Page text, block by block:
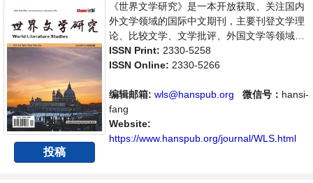
投稿
《世界文学研究》是一本开放获取、关注国内
外文学领域的国际中文期刊，主要刊登文学理
论、比较文学、文学批评、外国文学等领域研
究的新成果、新课题，旨在给世界范围内的科
学家、学者、科研人员提供一个传播、分享和
台。
ISSN Print: 2330-5258
ISSN Online: 2330-5266
编辑邮箱: wls@hanspub.org 微信号： hansi-
fang
Website:
https://www.hanspub.org/journal/WLS.html